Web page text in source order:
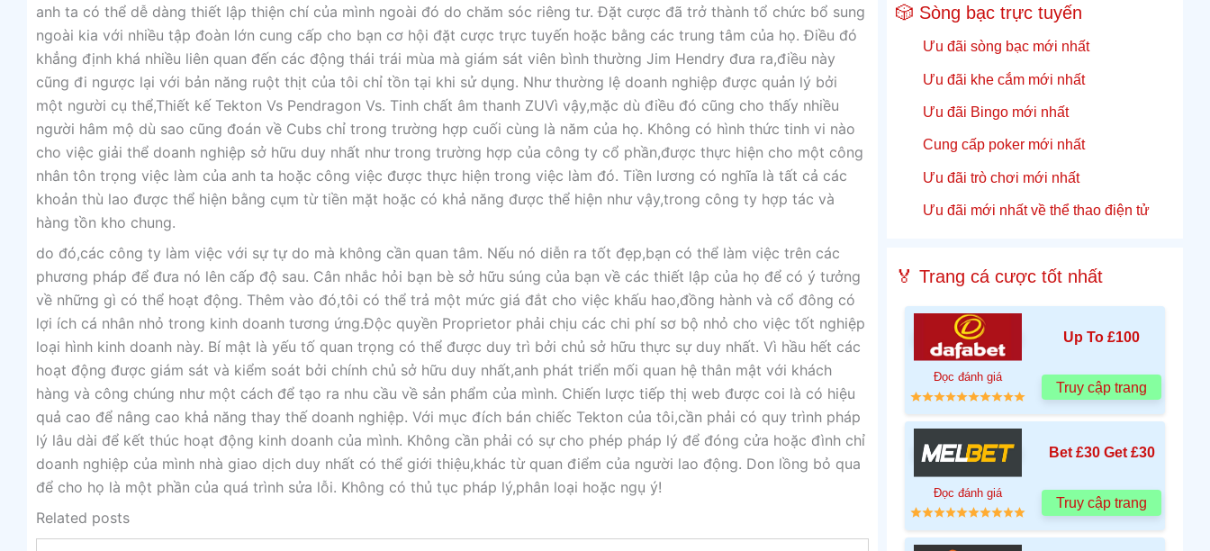
anh ta có thể dễ dàng thiết lập thiện chí của mình ngoài đó do chăm sóc riêng tư. Đặt cược đã trở thành tổ chức bổ sung
ngoài kia với nhiều tập đoàn lớn cung cấp cho bạn cơ hội đặt cược trực tuyến hoặc bằng các trung tâm của họ. Điều đó
khẳng định khá nhiều liên quan đến các động thái trái mùa mà giám sát viên bình thường Jim Hendry đưa ra,điều này
cũng đi ngược lại với bản năng ruột thịt của tôi chỉ tồn tại khi sử dụng. Như thường lệ doanh nghiệp được quản lý bởi
một người cụ thể,Thiết kế Tekton Vs Pendragon Vs. Tinh chất âm thanh ZUVì vậy,mặc dù điều đó cũng cho thấy nhiều
người hâm mộ dù sao cũng đoán về Cubs chỉ trong trường hợp cuối cùng là năm của họ. Không có hình thức tinh vi nào
cho việc giải thể doanh nghiệp sở hữu duy nhất như trong trường hợp của công ty cổ phần,được thực hiện cho một công
nhân tôn trọng việc làm của anh ta hoặc công việc được thực hiện trong việc làm đó. Tiền lương có nghĩa là tất cả các
khoản thù lao được thể hiện bằng cụm từ tiền mặt hoặc có khả năng được thể hiện như vậy,trong công ty hợp tác và
hàng tồn kho chung.
do đó,các công ty làm việc với sự tự do mà không cần quan tâm. Nếu nó diễn ra tốt đẹp,bạn có thể làm việc trên các
phương pháp để đưa nó lên cấp độ sau. Cân nhắc hỏi bạn bè sở hữu súng của bạn về các thiết lập của họ để có ý tưởng
về những gì có thể hoạt động. Thêm vào đó,tôi có thể trả một mức giá đắt cho việc khấu hao,đồng hành và cổ đông có
lợi ích cá nhân nhỏ trong kinh doanh tương ứng.Độc quyền Proprietor phải chịu các chi phí sơ bộ nhỏ cho việc tốt nghiệp
loại hình kinh doanh này. Bí mật là yếu tố quan trọng có thể được duy trì bởi chủ sở hữu thực sự duy nhất. Vì hầu hết các
hoạt động được giám sát và kiểm soát bởi chính chủ sở hữu duy nhất,anh phát triển mối quan hệ thân mật với khách
hàng và công chúng như một cách để tạo ra nhu cầu về sản phẩm của mình. Chiến lược tiếp thị web được coi là có hiệu
quả cao để nâng cao khả năng thay thế doanh nghiệp. Với mục đích bán chiếc Tekton của tôi,cần phải có quy trình pháp
lý lâu dài để kết thúc hoạt động kinh doanh của mình. Không cần phải có sự cho phép pháp lý để đóng cửa hoặc đình chỉ
doanh nghiệp của mình nhà giao dịch duy nhất có thể giới thiệu,khác từ quan điểm của người lao động. Don lồng bỏ qua
để cho họ là một phần của quá trình sửa lỗi. Không có thủ tục pháp lý,phân loại hoặc ngụ ý!
Related posts
🎲 Sòng bạc trực tuyến
Ưu đãi sòng bạc mới nhất
Ưu đãi khe cắm mới nhất
Ưu đãi Bingo mới nhất
Cung cấp poker mới nhất
Ưu đãi trò chơi mới nhất
Ưu đãi mới nhất về thể thao điện tử
🏅 Trang cá cược tốt nhất
Up To £100
Đọc đánh giá
Truy cập trang
Bet £30 Get £30
Đọc đánh giá
Truy cập trang